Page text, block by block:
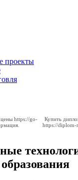
проекты
https://go-
Купить
https://diplom-